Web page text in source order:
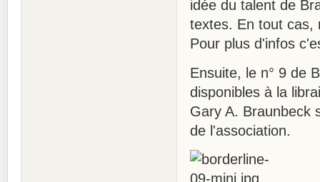
idée du talent de
textes. En tout cas,
Pour plus d'infos
Ensuite, le n° 9 de
disponibles à la
Gary A. Braunbeck
de l'association.